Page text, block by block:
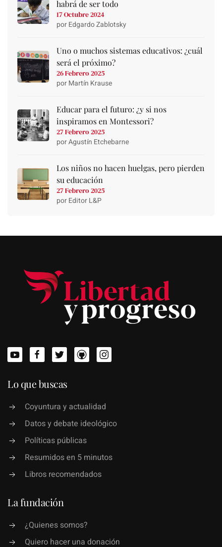
habrá de ser todo
17 Octubre 2024
por Edgardo Zablotsky
Uno o muchos sistemas educativos: ¿cuál
será el próximo?
26 Febrero 2025
por Martín Krause
Educar para el futuro: ¿y si nos
inspiramos en Montessori?
27 Febrero 2025
por Agustín Etchebarne
Los niños no hacen huelgas, pero pierden
su educación
27 Febrero 2025
por Editor L&P
Lo que buscas
Coyuntura y actualidad
Datos y debate ideológico
Políticas públicas
Resumidos en 5 minutos
Libros recomendados
La fundación
¿Quienes somos?
Quiero hacer una donación